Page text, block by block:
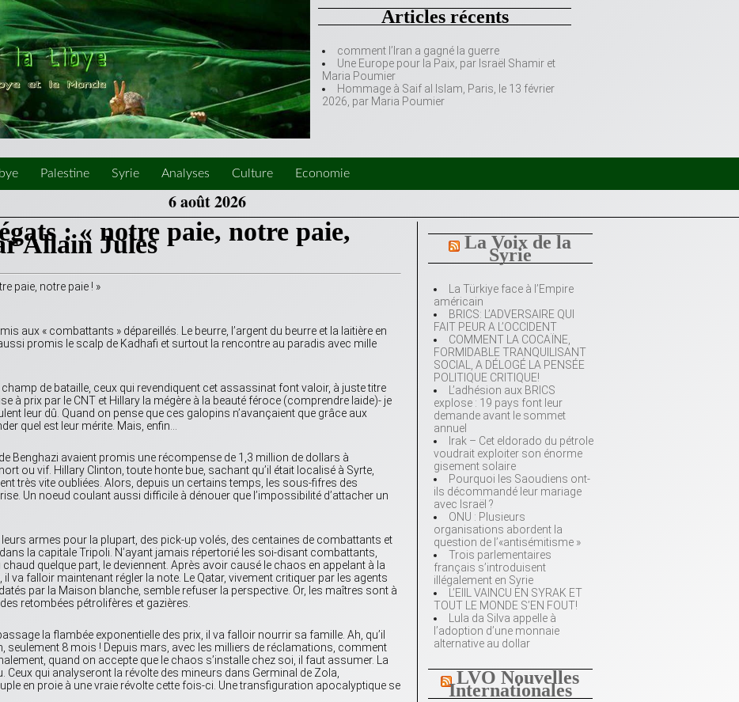
Articles récents
comment l’Iran a gagné la guerre
Une Europe pour la Paix, par Israël Shamir et
Maria Poumier
Hommage à Saif al Islam, Paris, le 13 février
2026, par Maria Poumier
Palestine Syrie Analyses Culture Economie
6 août 2026
La Voix de la
Syrie
La Türkiye face à l’Empire
américain
BRICS: L’ADVERSAIRE QUI
FAIT PEUR A L’OCCIDENT
COMMENT LA COCAÏNE,
FORMIDABLE TRANQUILISANT
SOCIAL, A DÉLOGÉ LA PENSÉE
POLITIQUE CRITIQUE!
L’adhésion aux BRICS
explose : 19 pays font leur
demande avant le sommet
annuel
Irak – Cet eldorado du pétrole
voudrait exploiter son énorme
gisement solaire
Pourquoi les Saoudiens ont-
ils décommandé leur mariage
avec Israël ?
ONU : Plusieurs
organisations abordent la
question de l’«antisémitisme »
Trois parlementaires
français s’introduisent
illégalement en Syrie
L’EIIL VAINCU EN SYRAK ET
TOUT LE MONDE S’EN FOUT!
Lula da Silva appelle à
l’adoption d’une monnaie
alternative au dollar
LVO Nouvelles
Internationales
: « notre paie, notre paie,
Allain Jules
paie, notre paie ! »
aux « combattants » dépareillés. Le beurre, l’argent du beurre et la laitière en
promis le scalp de Kadhafi et surtout la rencontre au paradis avec mille
de bataille, ceux qui revendiquent cet assassinat font valoir, à juste titre
à prix par le CNT et Hillary la mégère à la beauté féroce (comprendre laide)- je
leur dû. Quand on pense que ces galopins n’avançaient que grâce aux
quel est leur mérite. Mais, enfin…
Benghazi avaient promis une récompense de 1,3 million de dollars à
ou vif. Hillary Clinton, toute honte bue, sachant qu’il était localisé à Syrte,
très vite oubliées. Alors, depuis un certains temps, les sous-fifres des
Un noeud coulant aussi difficile à dénouer que l’impossibilité d’attacher un
armes pour la plupart, des pick-up volés, des centaines de combattants et
la capitale Tripoli. N’ayant jamais répertorié les soi-disant combattants,
quelque part, le deviennent. Après avoir causé le chaos en appelant à la
va falloir maintenant régler la note. Le Qatar, vivement critiquer par les agents
par la Maison blanche, semble refuser la perspective. Or, les maîtres sont à
retombées pétrolifères et gazières.
la flambée exponentielle des prix, il va falloir nourrir sa famille. Ah, qu’il
seulement 8 mois ! Depuis mars, avec les milliers de réclamations, comment
quand on accepte que le chaos s’installe chez soi, il faut assumer. La
Ceux qui analyseront la révolte des mineurs dans Germinal de Zola,
en proie à une vraie révolte cette fois-ci. Une transfiguration apocalyptique se